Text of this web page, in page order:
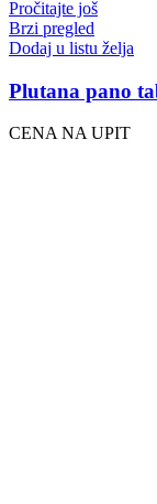
Pročitajte još
Brzi pregled
Dodaj u listu želja
Plutana pano
CENA NA UPIT